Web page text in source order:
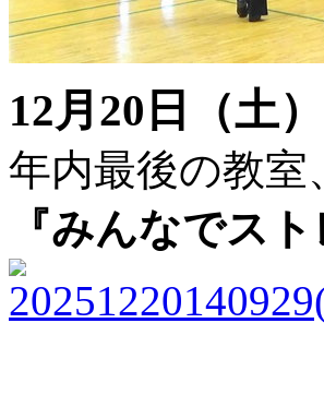
12月20日（土
年内最後の教室
『みんなでスト